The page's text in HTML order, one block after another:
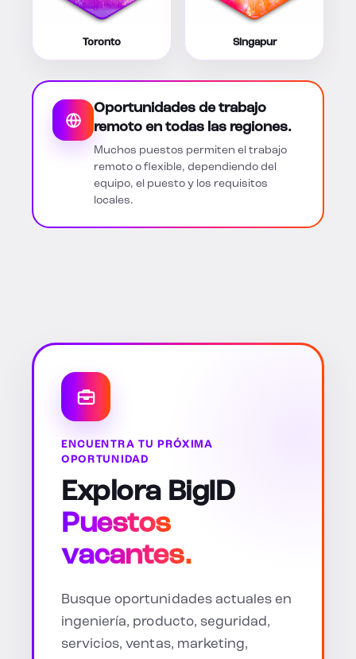
Toronto Singapur
Oportunidades de trabajo
remoto en todas las regiones.
Muchos puestos permiten el trabajo
remoto o flexible, dependiendo del
equipo, el puesto y los requisitos
locales.
ENCUENTRA TU PRÓXIMA
OPORTUNIDAD
Explora BigID
Puestos
vacantes.
Busque oportunidades actuales en
ingeniería, producto, seguridad,
servicios, ventas, marketing,